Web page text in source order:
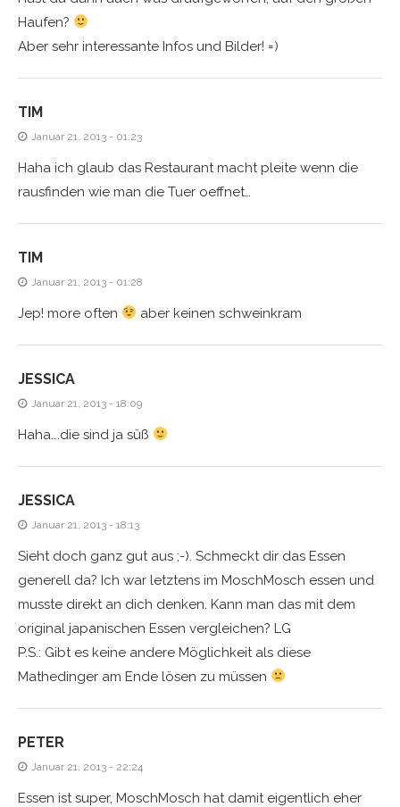
Haufen?
Aber sehr interessante Infos und Bilder! =)
TIM
Januar 21, 2013 - 01:23
Haha ich glaub das Restaurant macht pleite wenn die
rausfinden wie man die Tuer oeffnet…
TIM
Januar 21, 2013 - 01:28
Jep! more often aber keinen schweinkram
JESSICA
Januar 21, 2013 - 18:09
Haha….die sind ja süß
JESSICA
Januar 21, 2013 - 18:13
Sieht doch ganz gut aus ;-). Schmeckt dir das Essen
generell da? Ich war letztens im MoschMosch essen und
musste direkt an dich denken. Kann man das mit dem
original japanischen Essen vergleichen? LG
P.S.: Gibt es keine andere Möglichkeit als diese
Mathedinger am Ende lösen zu müssen
PETER
Januar 21, 2013 - 22:24
Essen ist super, MoschMosch hat damit eigentlich eher